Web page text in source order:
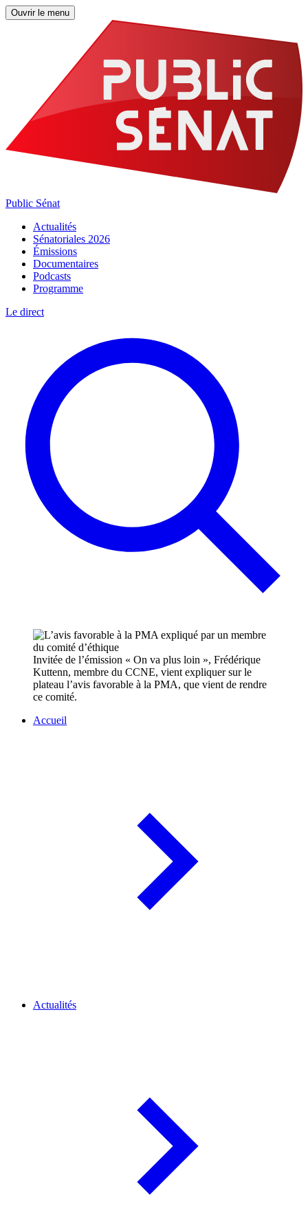
Ouvrir le menu
Public Sénat
Actualités
Sénatoriales 2026
Émissions
Documentaires
Podcasts
Programme
Le direct
Invitée de l’émission « On va plus loin », Frédérique
Kuttenn, membre du CCNE, vient expliquer sur le
plateau l’avis favorable à la PMA, que vient de rendre
ce comité.
Accueil
Actualités